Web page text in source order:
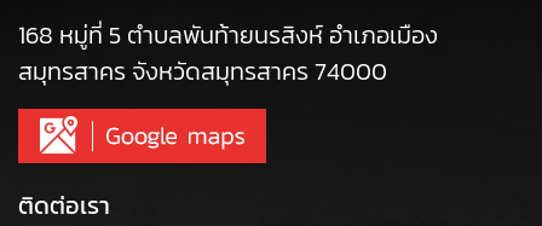
168 หมู่ที่ 5 ตำบลพันท้ายนรสิงห์ อำเภอเมือง
สมุทรสาคร จังหวัดสมุทรสาคร 74000
ติดต่อเรา